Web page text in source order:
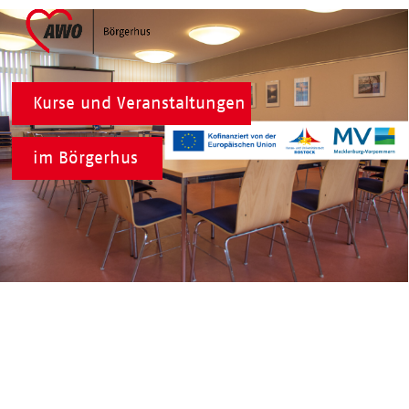
Skip
to
content
Open
mobile
menu
Close
mobile
menu
Kurse und Veranstaltungen
im Börgerhus